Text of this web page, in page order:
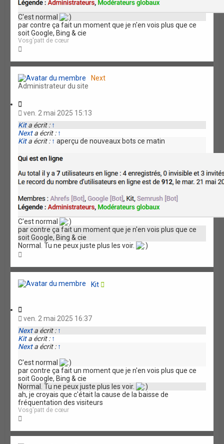
C'est normal
par contre ça fait un moment que je n'en vois plus que ce
soit Google, Bing & cie
Vosg'patt de cœur
u
Next
Administrateur du site
C
a
t
i
n
ven. 2 mai 2025 15:13
Kita écrit : ↑
Nexta écrit : ↑
Kita écrit : ↑ aperçu de nouveaux bots ce matin
C'est normal
par contre ça fait un moment que je n'en vois plus que ce
soit Google, Bing & cie
Normal. Tu ne peux juste plus les voir.
u
Kit
C
a
t
i
n
ven. 2 mai 2025 16:37
Nexta écrit : ↑
Kita écrit : ↑
Nexta écrit : ↑
C'est normal
par contre ça fait un moment que je n'en vois plus que ce
soit Google, Bing & cie
Normal. Tu ne peux juste plus les voir.
ah, je croyais que c'était la cause de la baisse de
fréquentation des visiteurs
Vosg'patt de cœur
u